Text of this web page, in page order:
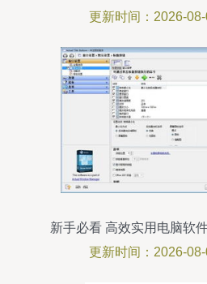
更新时间：2026-
新手必看 高效实用电脑软
更新时间：2026-